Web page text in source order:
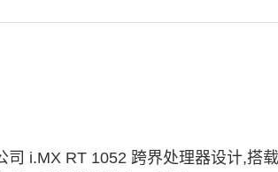
司 i.MX RT 1052 跨界处理器设计,搭载